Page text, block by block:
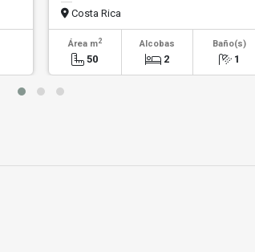
Costa Rica
Área m2
50
Alcobas
2
Baño(s)
1